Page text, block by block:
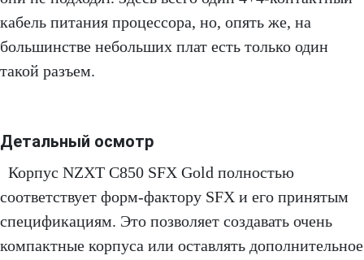
кабель питания процессора, но, опять же, на
большинстве небольших плат есть только один
такой разъем.
Детальный осмотр
Корпус NZXT C850 SFX Gold полностью
соответствует форм-фактору SFX и его принятым
спецификациям. Это позволяет создавать очень
компактные корпуса или оставлять дополнительное